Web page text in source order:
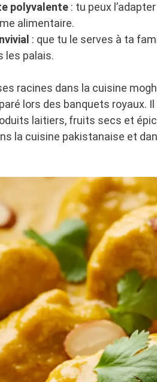
polyvalente : tu peux
alimentaire.
: que tu le serves à ta
les palais.
racines dans la cuisine
lors des banquets royaux.
laitiers, fruits secs et
la cuisine pakistanaise et